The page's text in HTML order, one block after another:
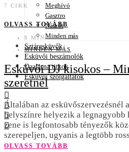
Meghívó
Gasztro
Nászút
Minden más
Sztáresküvők
Esküvői beszámolók
Daalarna titkok
Esküvői szolgáltatók
7 CIKK
OLVASS TOVÁBB
8 MIN
MINDEN MÁS
Esküvői DJ kisokos –
szeretnél
Általában az esküvőszervezésnél
helyszínre helyezik a legnagyobb
zene is legfontosabb tényezők
szerepeljen, ugyanis a legtöbb
OLVASS TOVÁBB